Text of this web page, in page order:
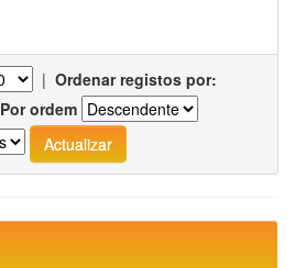
| Ordenar registos por:
Por ordem